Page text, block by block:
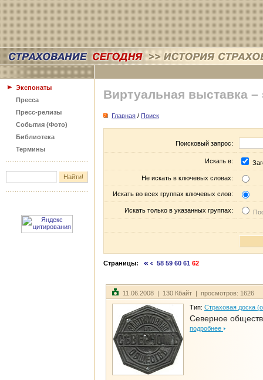
Экспонаты
Пресса
Пресс-релизы
События (Фото)
Библиотека
Термины
Виртуальная выставка –
Главная / Поиск
Поисковый запрос:
Искать в:
Не искать в ключевых словах:
Искать во всех группах ключевых слов:
Искать только в указанных группах:
Страницы: 58 59 60 61 62
11.06.2008 | 130 Кбайт | просмотров: 1626
Тип: Страховая доска
Северное
подробнее